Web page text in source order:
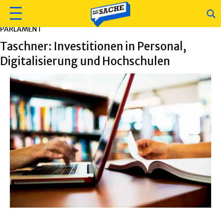
PARLAMENT
Taschner: Investitionen in Personal,
Digitalisierung und Hochschulen